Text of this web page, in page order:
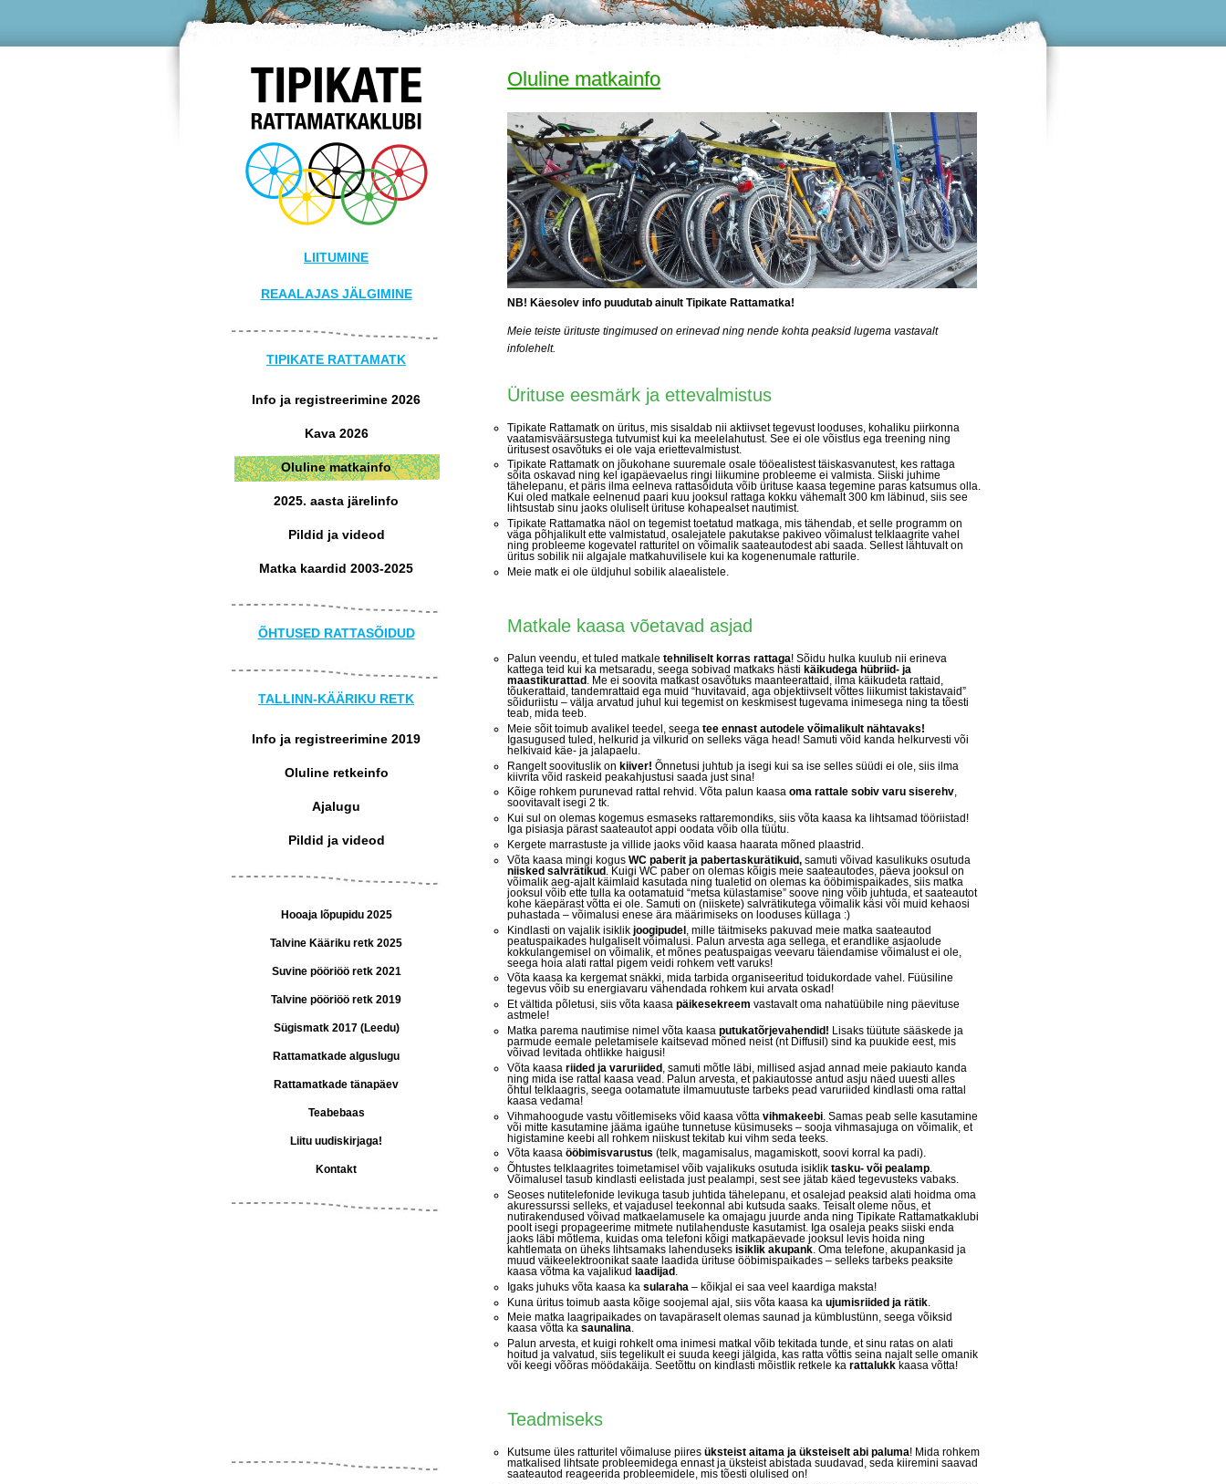
LIITUMINE
REAALAJAS JÄLGIMINE
TIPIKATE RATTAMATK
Info ja registreerimine 2026
Kava 2026
Oluline matkainfo
2025. aasta järelinfo
Pildid ja videod
Matka kaardid 2003-2025
ÕHTUSED RATTASÕIDUD
TALLINN-KÄÄRIKU RETK
Info ja registreerimine 2019
Oluline retkeinfo
Ajalugu
Pildid ja videod
Hooaja lõpupidu 2025
Talvine Kääriku retk 2025
Suvine pööriöö retk 2021
Talvine pööriöö retk 2019
Sügismatk 2017 (Leedu)
Rattamatkade alguslugu
Rattamatkade tänapäev
Teabebaas
Liitu uudiskirjaga!
Kontakt
Oluline matkainfo
NB! Käesolev info puudutab ainult Tipikate Rattamatka!
Meie teiste ürituste tingimused on erinevad ning nende kohta peaksid lugema vastavalt
infolehelt.
Ürituse eesmärk ja ettevalmistus
Tipikate Rattamatk on üritus, mis sisaldab nii aktiivset tegevust looduses, kohaliku piirkonna
vaatamisväärsustega tutvumist kui ka meelelahutust. See ei ole võistlus ega treening ning
üritusest osavõtuks ei ole vaja eriettevalmistust.
Tipikate Rattamatk on jõukohane suuremale osale tööealistest täiskasvanutest, kes rattaga
sõita oskavad ning kel igapäevaelus ringi liikumine probleeme ei valmista. Siiski juhime
tähelepanu, et päris ilma eelneva rattasõiduta võib ürituse kaasa tegemine paras katsumus olla.
Kui oled matkale eelnenud paari kuu jooksul rattaga kokku vähemalt 300 km läbinud, siis see
lihtsustab sinu jaoks oluliselt ürituse kohapealset nautimist.
Tipikate Rattamatka näol on tegemist toetatud matkaga, mis tähendab, et selle programm on
väga põhjalikult ette valmistatud, osalejatele pakutakse pakiveo võimalust telklaagrite vahel
ning probleeme kogevatel ratturitel on võimalik saateautodest abi saada. Sellest lähtuvalt on
üritus sobilik nii algajale matkahuvilisele kui ka kogenenumale ratturile.
Meie matk ei ole üldjuhul sobilik alaealistele.
Matkale kaasa võetavad asjad
Palun veendu, et tuled matkale tehniliselt korras rattaga! Sõidu hulka kuulub nii erineva
kattega teid kui ka metsaradu, seega sobivad matkaks hästi käikudega hübriid- ja
maastikurattad . Me ei soovita matkast osavõtuks maanteerattaid, ilma käikudeta rattaid,
tõukerattaid, tandemrattaid ega muid “huvitavaid, aga objektiivselt võttes liikumist takistavaid”
sõiduriistu – välja arvatud juhul kui tegemist on keskmisest tugevama inimesega ning ta tõesti
teab, mida teeb.
Meie sõit toimub avalikel teedel, seega tee ennast autodele võimalikult nähtavaks!
Igasugused tuled, helkurid ja vilkurid on selleks väga head! Samuti võid kanda helkurvesti või
helkivaid käe- ja jalapaelu.
Rangelt soovituslik on kiiver! Õnnetusi juhtub ja isegi kui sa ise selles süüdi ei ole, siis ilma
kiivrita võid raskeid peakahjustusi saada just sina!
Kõige rohkem purunevad rattal rehvid. Võta palun kaasa oma rattale sobiv varu siserehv,
soovitavalt isegi 2 tk.
Kui sul on olemas kogemus esmaseks rattaremondiks, siis võta kaasa ka lihtsamad tööriistad!
Iga pisiasja pärast saateautot appi oodata võib olla tüütu.
Kergete marrastuste ja villide jaoks võid kaasa haarata mõned plaastrid.
Võta kaasa mingi kogus WC paberit ja pabertaskurätikuid, samuti võivad kasulikuks osutuda
niisked salvrätikud . Kuigi WC paber on olemas kõigis meie saateautodes, päeva jooksul on
võimalik aeg-ajalt käimlaid kasutada ning tualetid on olemas ka ööbimispaikades, siis matka
jooksul võib ette tulla ka ootamatuid “metsa külastamise” soove ning võib juhtuda, et saateautot
kohe käepärast võtta ei ole. Samuti on (niiskete) salvrätikutega võimalik käsi või muid kehaosi
puhastada – võimalusi enese ära määrimiseks on looduses küllaga :)
Kindlasti on vajalik isiklik joogipudel , mille täitmiseks pakuvad meie matka saateautod
peatuspaikades hulgaliselt võimalusi. Palun arvesta aga sellega, et erandlike asjaolude
kokkulangemisel on võimalik, et mõnes peatuspaigas veevaru täiendamise võimalust ei ole,
seega hoia alati rattal pigem veidi rohkem vett varuks!
Võta kaasa ka kergemat snäkki, mida tarbida organiseeritud toidukordade vahel. Füüsiline
tegevus võib su energiavaru vähendada rohkem kui arvata oskad!
Et vältida põletusi, siis võta kaasa päikesekreem vastavalt oma nahatüübile ning päevituse
astmele!
Matka parema nautimise nimel võta kaasa putukatõrjevahendid! Lisaks tüütute sääskede ja
parmude eemale peletamisele kaitsevad mõned neist (nt Diffusil) sind ka puukide eest, mis
võivad levitada ohtlikke haigusi!
Võta kaasa riided ja varuriided , samuti mõtle läbi, millised asjad annad meie pakiauto kanda
ning mida ise rattal kaasa vead. Palun arvesta, et pakiautosse antud asju näed uuesti alles
õhtul telklaagris, seega ootamatute ilmamuutuste tarbeks pead varuriided kindlasti oma rattal
kaasa vedama!
Vihmahoogude vastu võitlemiseks võid kaasa võtta vihmakeebi . Samas peab selle kasutamine
või mitte kasutamine jääma igaühe tunnetuse küsimuseks – sooja vihmasajuga on võimalik, et
higistamine keebi all rohkem niiskust tekitab kui vihm seda teeks.
Võta kaasa ööbimisvarustus (telk, magamisalus, magamiskott, soovi korral ka padi).
Õhtustes telklaagrites toimetamisel võib vajalikuks osutuda isiklik tasku- või pealamp.
Võimalusel tasub kindlasti eelistada just pealampi, sest see jätab käed tegevusteks vabaks.
Seoses nutitelefonide levikuga tasub juhtida tähelepanu, et osalejad peaksid alati hoidma oma
akuressurssi selleks, et vajadusel teekonnal abi kutsuda saaks. Teisalt oleme nõus, et
nutirakendused võivad matkaelamusele ka omajagu juurde anda ning Tipikate Rattamatkaklubi
poolt isegi propageerime mitmete nutilahenduste kasutamist. Iga osaleja peaks siiski enda
jaoks läbi mõtlema, kuidas oma telefoni kõigi matkapäevade jooksul levis hoida ning
kahtlemata on üheks lihtsamaks lahenduseks isiklik akupank. Oma telefone, akupankasid ja
muud väikeelektroonikat saate laadida ürituse ööbimispaikades – selleks tarbeks peaksite
kaasa võtma ka vajalikud laadijad .
Igaks juhuks võta kaasa ka sularaha – kõikjal ei saa veel kaardiga maksta!
Kuna üritus toimub aasta kõige soojemal ajal, siis võta kaasa ka ujumisriided ja rätik
Meie matka laagripaikades on tavapäraselt olemas saunad ja kümblustünn, seega võiksid
kaasa võtta ka saunalina.
Palun arvesta, et kuigi rohkelt oma inimesi matkal võib tekitada tunde, et sinu ratas on alati
hoitud ja valvatud, siis tegelikult ei suuda keegi jälgida, kas ratta võttis seina najalt selle omanik
või keegi võõras möödakäija. Seetõttu on kindlasti mõistlik retkele ka rattalukk kaasa võtta!
Teadmiseks
Kutsume üles ratturitel võimaluse piires üksteist aitama ja üksteiselt abi paluma! Mida rohkem
matkalised lihtsate probleemidega ennast ja üksteist abistada suudavad, seda kiiremini saavad
saateautod reageerida probleemidele, mis tõesti olulised on!